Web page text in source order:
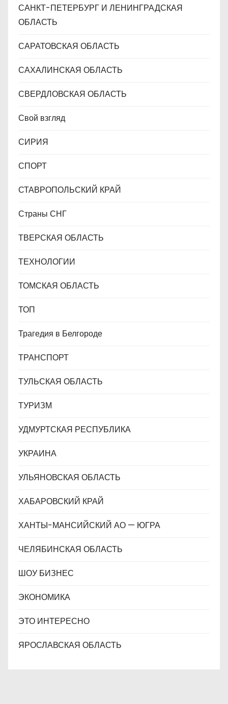
САНКТ-ПЕТЕРБУРГ И ЛЕНИНГРАДСКАЯ
ОБЛАСТЬ
САРАТОВСКАЯ ОБЛАСТЬ
САХАЛИНСКАЯ ОБЛАСТЬ
СВЕРДЛОВСКАЯ ОБЛАСТЬ
Свой взгляд
СИРИЯ
СПОРТ
СТАВРОПОЛЬСКИЙ КРАЙ
Страны СНГ
ТВЕРСКАЯ ОБЛАСТЬ
ТЕХНОЛОГИИ
ТОМСКАЯ ОБЛАСТЬ
ТОП
Трагедия в Белгороде
ТРАНСПОРТ
ТУЛЬСКАЯ ОБЛАСТЬ
ТУРИЗМ
УДМУРТСКАЯ РЕСПУБЛИКА
УКРАИНА
УЛЬЯНОВСКАЯ ОБЛАСТЬ
ХАБАРОВСКИЙ КРАЙ
ХАНТЫ-МАНСИЙСКИЙ АО — ЮГРА
ЧЕЛЯБИНСКАЯ ОБЛАСТЬ
ШОУ БИЗНЕС
ЭКОНОМИКА
ЭТО ИНТЕРЕСНО
ЯРОСЛАВСКАЯ ОБЛАСТЬ